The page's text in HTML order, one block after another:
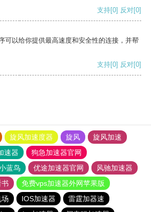
支持[0] 反对[0]
可以给你提供最高速度和安全性的连接，并帮
支持[0] 反对[0]
旋风加速度器 旋风
旋风加速
速器
狗急加速器官网
蓝鸟 优途加速器官网
风驰加速器
书
免费vps加速器外网苹果版
IOS加速器
雷霆加器速